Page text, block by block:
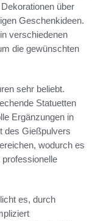
über
Geschenkideen.
verschiedenen
die gewünschten
sehr beliebt.
Statuetten
Ergänzungen in
des Gießpulvers
wodurch es
es, durch